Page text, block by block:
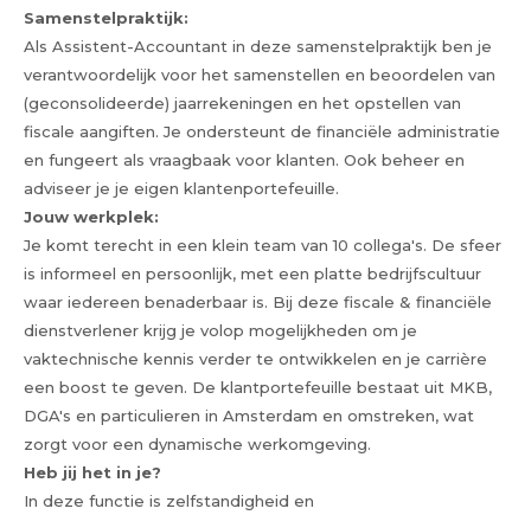
Samenstelpraktijk:
Als Assistent-Accountant in deze samenstelpraktijk ben je
verantwoordelijk voor het samenstellen en beoordelen van
(geconsolideerde) jaarrekeningen en het opstellen van
fiscale aangiften. Je ondersteunt de financiële administratie
en fungeert als vraagbaak voor klanten. Ook beheer en
adviseer je je eigen klantenportefeuille.
Jouw werkplek:
Je komt terecht in een klein team van 10 collega's. De sfeer
is informeel en persoonlijk, met een platte bedrijfscultuur
waar iedereen benaderbaar is. Bij deze fiscale & financiële
dienstverlener krijg je volop mogelijkheden om je
vaktechnische kennis verder te ontwikkelen en je carrière
een boost te geven. De klantportefeuille bestaat uit MKB,
DGA's en particulieren in Amsterdam en omstreken, wat
zorgt voor een dynamische werkomgeving.
Heb jij het in je?
In deze functie is zelfstandigheid en